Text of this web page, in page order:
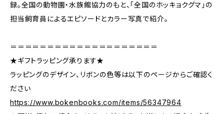
録。全国の動物園・水族館協力のもと、「全国のホッキョクグマ」の
担当飼育員によるエピソードとカラー写真で紹介。
＝＝＝＝＝＝＝＝＝＝＝＝＝＝＝＝＝＝＝＝
★ギフトラッピング承ります★
ラッピングのデザイン、リボンの色等は以下のページからご確認く
ださい
https://www.bokenbooks.com/items/56347964